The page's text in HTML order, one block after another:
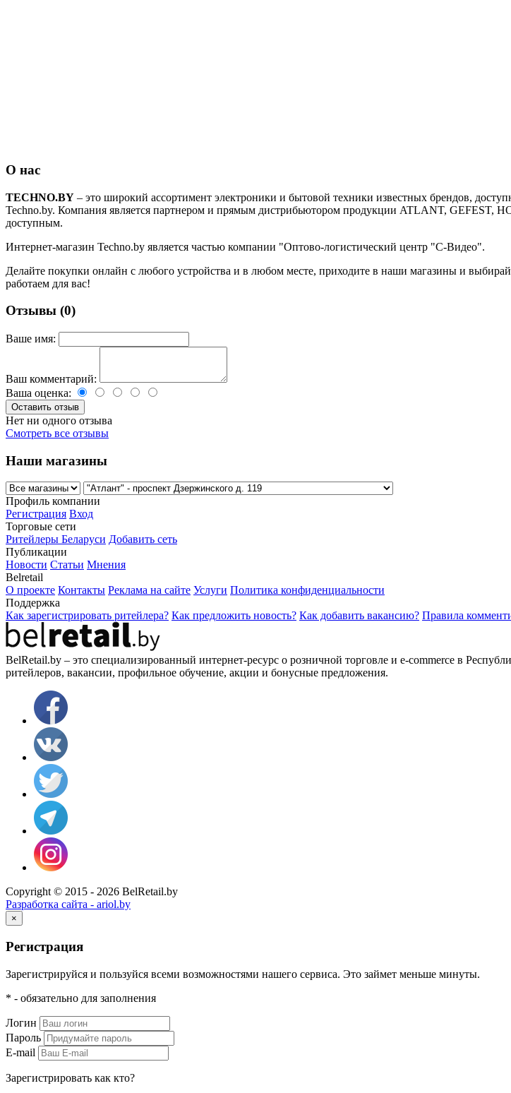
О нас
TECHNO.BY – это широкий ассортимент электроники и бытовой техники известных брендов,
Techno.by. Компания является партнером и прямым дистрибьютором продукции ATLANT, GEFEST,
доступным.
Интернет-магазин Techno.by является частью компании "Оптово-логистический центр "С-Видео".
Делайте покупки онлайн с любого устройства и в любом месте, приходите в наши магазины и
работаем для вас!
Отзывы (0)
Ваше имя:
Ваш комментарий:
Ваша оценка:
Нет ни одного отзыва
Смотреть все отзывы
Наши магазины
Профиль компании
Регистрация Вход
Торговые сети
Ритейлеры Беларуси Добавить сеть
Публикации
Новости Статьи Мнения
Belretail
О проекте Контакты Реклама на сайте Услуги Политика конфиденциальности
Поддержка
Как зарегистрировать ритейлера? Как предложить новость? Как добавить вакансию? Правила
BelRetail.by – это специализированный интернет-ресурс о розничной торговле и e-commerce в
ритейлеров, вакансии, профильное обучение, акции и бонусные предложения.
Copyright © 2015 - 2026 BelRetail.by
Разработка сайта - ariol.by
×
Регистрация
Зарегистрируйся и пользуйся всеми возможностями нашего сервиса. Это займет меньше минуты.
* - обязательно для заполнения
Логин
Пароль
E-mail
Зарегистрировать как кто?